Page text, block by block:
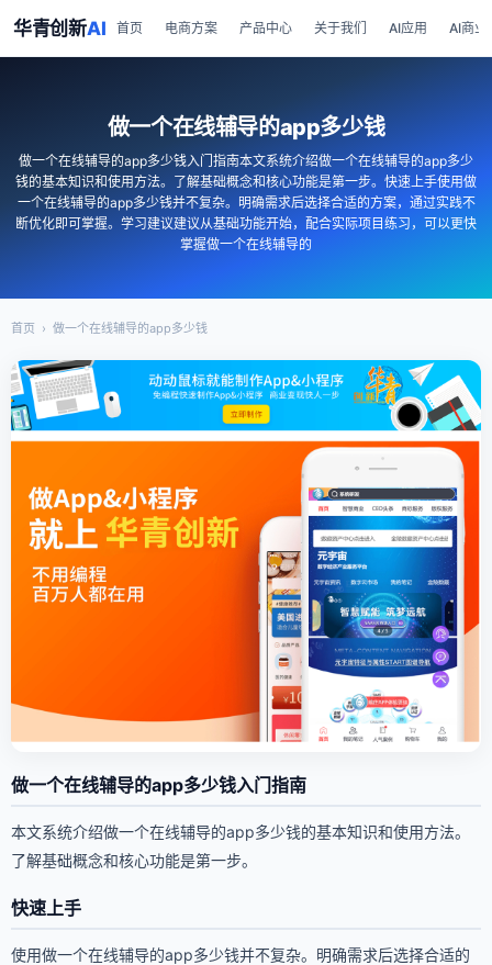
华青创新AI 首页 电商方案 产品中心 关于我们 AI应用 AI商业
做一个在线辅导的app多少钱
做一个在线辅导的app多少钱入门指南本文系统介绍做一个在线辅导的app多少
钱的基本知识和使用方法。了解基础概念和核心功能是第一步。快速上手使用做
一个在线辅导的app多少钱并不复杂。明确需求后选择合适的方案，通过实践不
断优化即可掌握。学习建议建议从基础功能开始，配合实际项目练习，可以更快
掌握做一个在线辅导的
首页 › 做一个在线辅导的app多少钱
做一个在线辅导的app多少钱入门指南
本文系统介绍做一个在线辅导的app多少钱的基本知识和使用方法。
了解基础概念和核心功能是第一步。
快速上手
使用做一个在线辅导的app多少钱并不复杂。明确需求后选择合适的